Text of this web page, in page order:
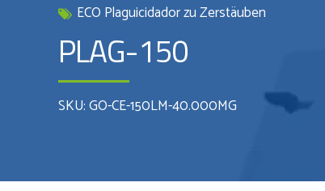
ECO Plaguicidador zu Zerstäuben
PLAG-150
SKU: GO-CE-150LM-40.000MG